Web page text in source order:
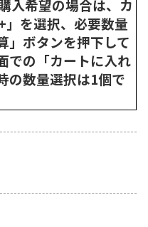
入希望の場合は、カ
」を選択、必要数量
」ボタンを押下して
での「カートに入れ
の数量選択は1個で